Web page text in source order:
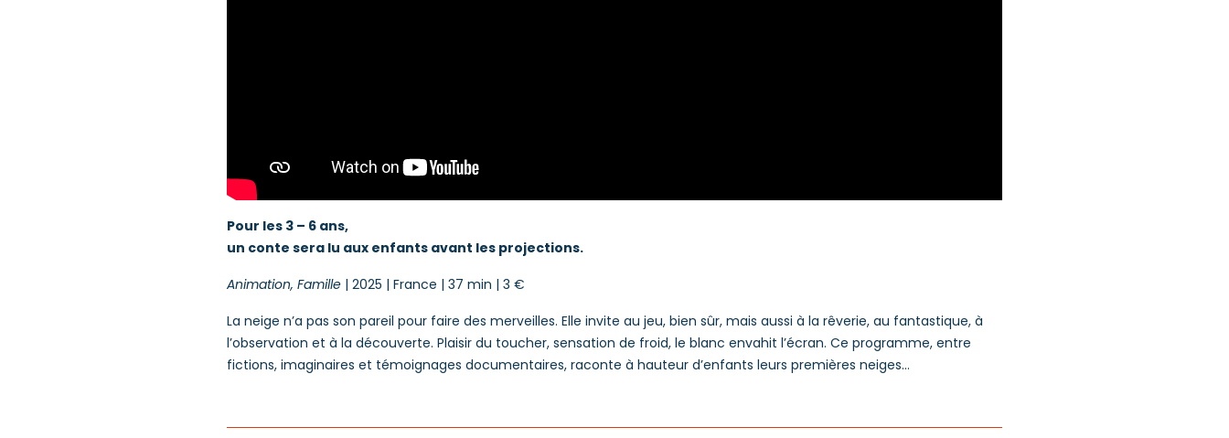
Pour les 3 – 6 ans,
un conte sera lu aux enfants avant les projections.
Animation, Famille | 2025 | France | 37 min | 3 €
La neige n’a pas son pareil pour faire des merveilles. Elle invite au jeu, bien sûr, mais aussi à la rêverie, au fantastique, à
l’observation et à la découverte. Plaisir du toucher, sensation de froid, le blanc envahit l’écran. Ce programme, entre
fictions, imaginaires et témoignages documentaires, raconte à hauteur d’enfants leurs premières neiges…